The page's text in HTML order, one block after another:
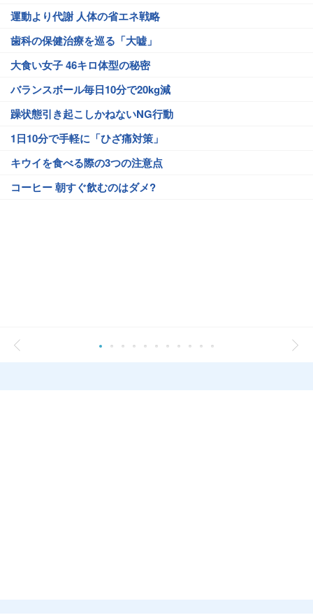
運動より代謝 人体の省エネ戦略
歯科の保健治療を巡る「大嘘」
大食い女子 46キロ体型の秘密
バランスボール毎日10分で20kg減
躁状態引き起こしかねないNG行動
1日10分で手軽に「ひざ痛対策」
キウイを食べる際の3つの注意点
コーヒー 朝すぐ飲むのはダメ?